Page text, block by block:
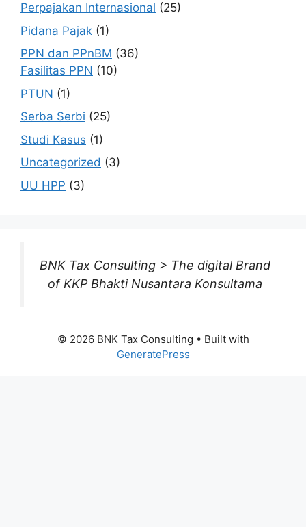
Perpajakan Internasional (25)
Pidana Pajak (1)
PPN dan PPnBM (36)
Fasilitas PPN (10)
PTUN (1)
Serba Serbi (25)
Studi Kasus (1)
Uncategorized (3)
UU HPP (3)
BNK Tax Consulting > The digital Brand
of KKP Bhakti Nusantara Konsultama
© 2026 BNK Tax Consulting • Built with
GeneratePress